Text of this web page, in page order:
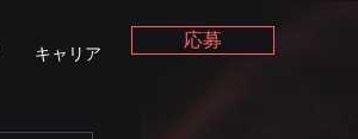
キャリア
応募